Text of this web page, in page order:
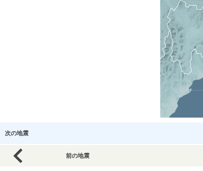
次の地震
前の地震